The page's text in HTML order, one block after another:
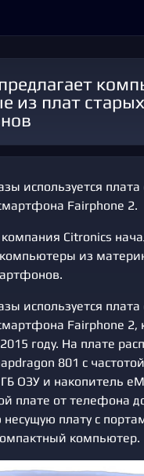
из плат старых
используется плата
Fairphone 2.
Citronics
из
используется плата
Fairphone 2,
году. На плате
801 с
ОЗУ и накопитель
плате от телефона
плату с
компьютер.